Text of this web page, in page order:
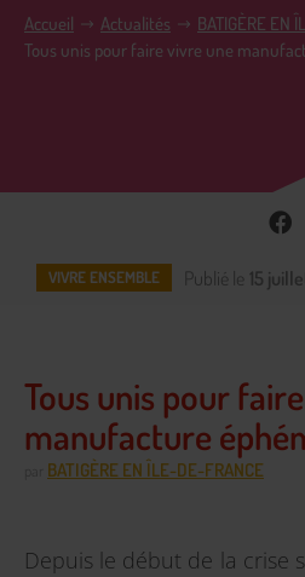
Accueil Actualités
BATIGÈRE EN
Tous unis pour faire vivre une
VIVRE ENSEMBLE Publié le 15
Tous unis pour
manufacture
BATIGÈRE EN ÎLE-DE-FRANCE
Depuis le début de la crise